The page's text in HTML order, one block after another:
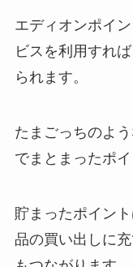
エディオンポイ
ビスを利用すれ
られます。
たまごっちのよ
でまとまったポ
貯まったポイン
品の買い出しに